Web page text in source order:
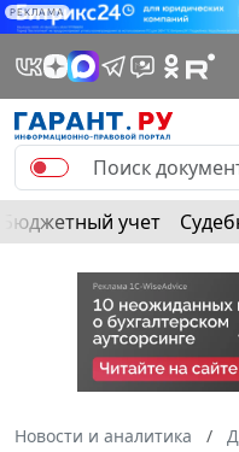
РЕКЛАМА
Бюджетный учет
Новости и аналитика